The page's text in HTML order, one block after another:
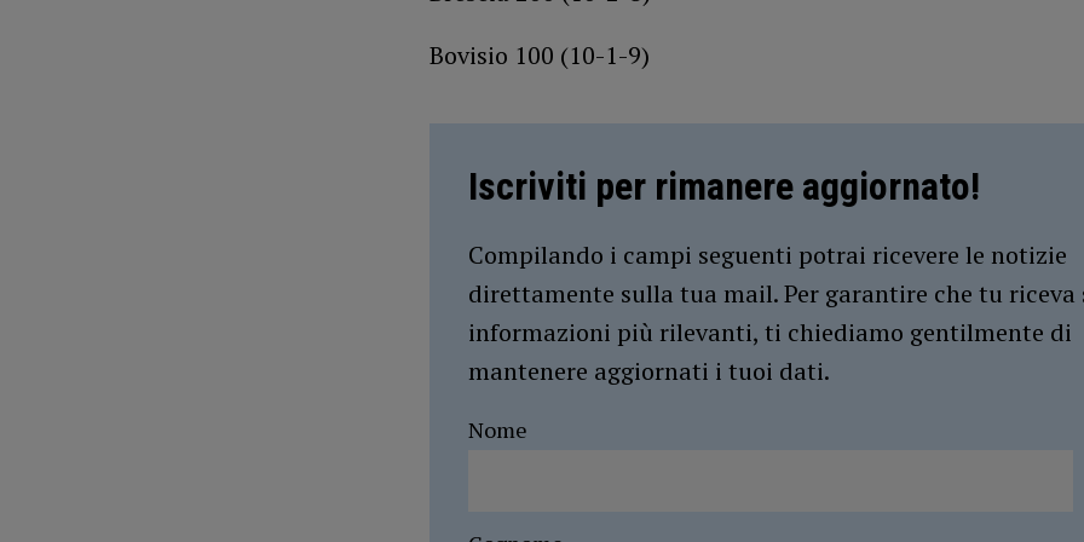
Bovisio 100 (10-1-9)
Iscriviti per rimanere aggiornato!
Compilando i campi seguenti potrai ricevere le notizie
direttamente sulla tua mail. Per garantire che tu riceva
informazioni più rilevanti, ti chiediamo gentilmente di
mantenere aggiornati i tuoi dati.
Nome